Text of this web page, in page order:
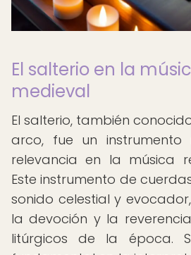
El salterio en la
medieval
El salterio, también
arco, fue un
relevancia en la música
Este instrumento de
sonido celestial y
la devoción y la
litúrgicos de la época.